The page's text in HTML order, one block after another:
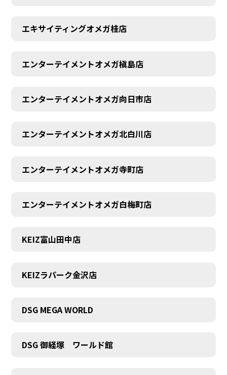
エキサイティングオメガ桂店
エンターテイメントオメガ槇島店
エンターテイメントオメガ向日市店
エンターテイメントオメガ北白川店
エンターテイメントオメガ寺町店
エンターテイメントオメガ白梅町店
KEIZ富山田中店
KEIZラパーク金沢店
DSG MEGA WORLD
DSG 御経塚 ワールド館